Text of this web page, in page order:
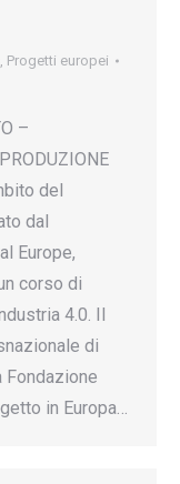
, Progetti europei
–
del
dal
Europe,
corso di
4.0. Il
di
Fondazione
in Europa…